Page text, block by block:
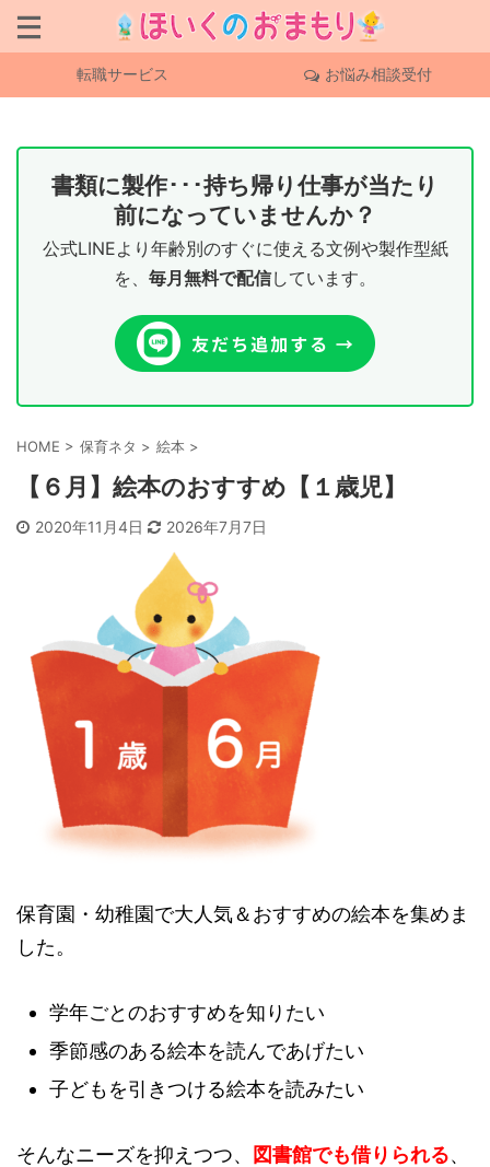
転職サービス お悩み相談受付
書類に製作･･･持ち帰り仕事が当たり
前になっていませんか？
公式LINEより年齢別のすぐに使える文例や製作型紙
を、 毎月無料で配信しています。
HOME > 保育ネタ > 絵本 >
【６月】絵本のおすすめ【１歳児】
2020年11月4日 2026年7月7日
保育園・幼稚園で大人気＆おすすめの絵本を集めま
した。
学年ごとのおすすめを知りたい
季節感のある絵本を読んであげたい
子どもを引きつける絵本を読みたい
そんなニーズを抑えつつ、 図書館でも借りられる、